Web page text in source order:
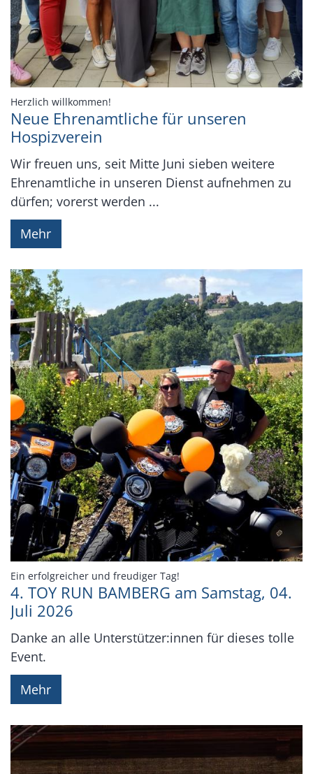
Herzlich willkommen!
Neue Ehrenamtliche für unseren
Hospizverein
Wir freuen uns, seit Mitte Juni sieben weitere
Ehrenamtliche in unseren Dienst aufnehmen zu
dürfen; vorerst werden ...
Mehr
Ein erfolgreicher und freudiger Tag!
4. TOY RUN BAMBERG am Samstag, 04.
Juli 2026
Danke an alle Unterstützer:innen für dieses tolle
Event.
Mehr